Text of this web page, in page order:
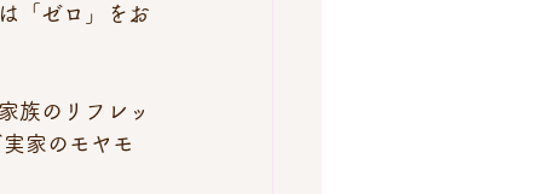
「ゼロ」をお
族のリフレッ
家のモヤモ